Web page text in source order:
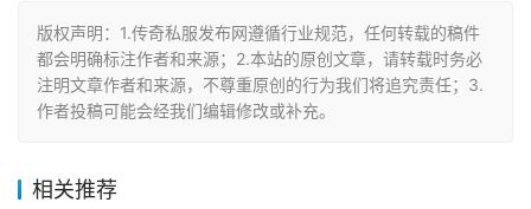
版权声明：1.传奇私服发布网遵循行业规范，任何转载的稿件
都会明确标注作者和来源；2.本站的原创文章，请转载时务必
注明文章作者和来源，不尊重原创的行为我们将追究责任；3.
作者投稿可能会经我们编辑修改或补充。
相关推荐